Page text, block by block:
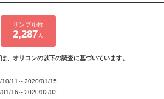
サンプル数
2,287 人
、オリコンの以下の調査に基づいています。
10/11～2020/01/15
01/16～2020/02/03